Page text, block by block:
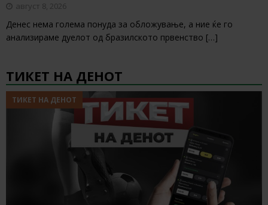
август 8, 2026
Денес нема голема понуда за обложување, а ние ќе го
анализираме дуелот од бразилското првенство […]
ТИКЕТ НА ДЕНОТ
ТИКЕТ НА ДЕНОТ